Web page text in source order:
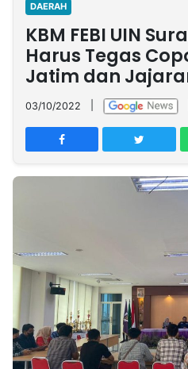
Nasional
International
Olahraga
Entertainment
Daerah
Pariwisata
Kuliner
Kolom
Network
PT
TREETAN
INDONESIA
Insight
Suara
Lens
Daily
Jalan
Idealita
Kita
Dinamikapost.com
Radar
Seedbacklink
Follow
Kabarbaru
DAERAH
KBM FEBI UIN
Harus Tegas
Jatim dan
03/10/2022